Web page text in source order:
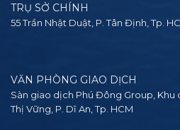
TRỤ SỞ CHÍNH
55 Trần Nhật Duật, P. Tân Định, Tp.
VĂN PHÒNG GIAO DỊCH
Sàn giao dịch Phú Đông Group, Khu
Thị Vững, P. Dĩ An, Tp. HCM